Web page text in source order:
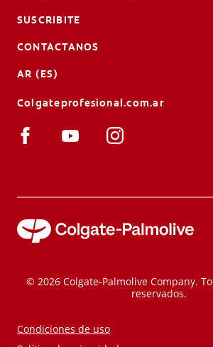
SUSCRIBITE
CONTACTANOS
AR (ES)
Colgateprofesional.com.ar
© 2026 Colgate-Palmolive Company.
reservados.
Condiciones de uso